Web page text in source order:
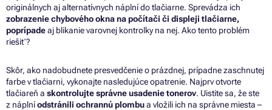
originálnych aj alternatívnych náplní do tlačiarne. Sprevádza ich
zobrazenie chybového okna na počítači či displeji tlačiarne,
poprípadeaj blikanie varovnej kontrolky na nej. Ako tento problém
riešiť?
Skôr, ako nadobudnete presvedčenie o prázdnej, prípadne zaschnutej
farbe v tlačiarni, vykonajte nasledujúce opatrenie. Najprv otvorte
tlačiareň a skontrolujte správne usadenie tonerov. Uistite sa, že ste
z náplníodstránili ochrannú plombua vložili ich na správne miesta –